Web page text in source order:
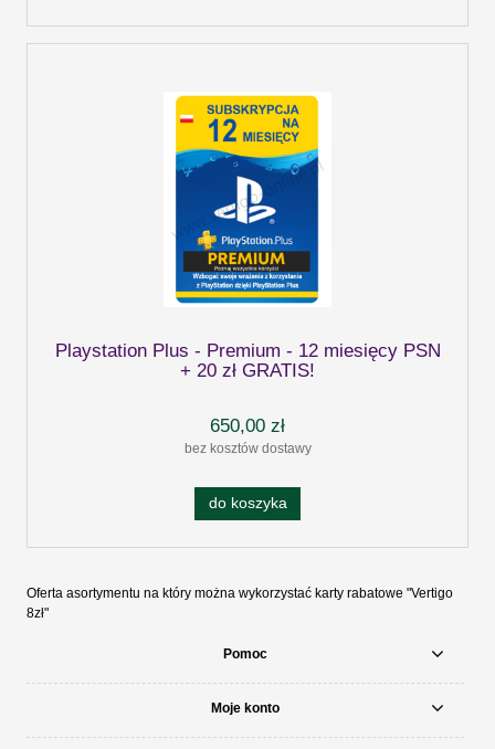
Playstation Plus - Premium - 12 miesięcy PSN
+ 20 zł GRATIS!
650,00 zł
bez kosztów dostawy
do koszyka
Oferta asortymentu na który można wykorzystać karty rabatowe "Vertigo
8zł"
Pomoc
Moje konto